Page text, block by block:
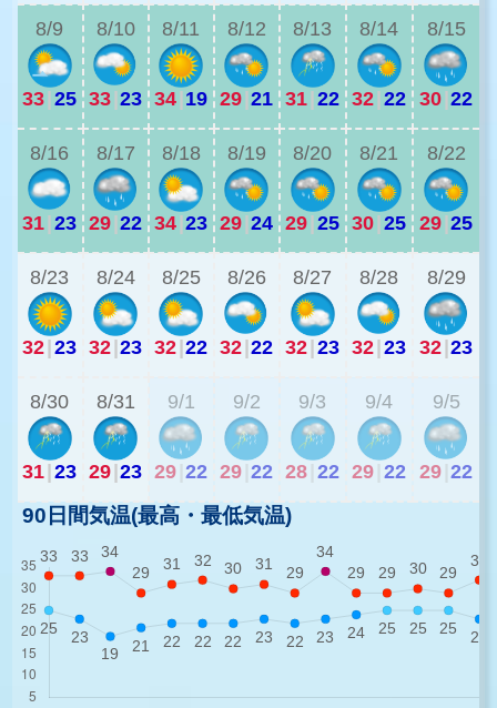
8/9
33 25
8/10
33 23
8/11
34 19
8/12
29 21
8/13
31 22
8/14
32 22
8/15
30 22
8/16
31 23
8/17
29 22
8/18
34 23
8/19
29 24
8/20
29 25
8/21
30 25
8/22
29 25
8/23
32 23
8/24
32 23
8/25
32 22
8/26
32 22
8/27
32 23
8/28
32 23
8/29
32 23
8/30
31 23
8/31
29 23
9/1
29 22
9/2
29 22
9/3
28 22
9/4
29 22
9/5
29 22
90日間気温(最高・最低気温)